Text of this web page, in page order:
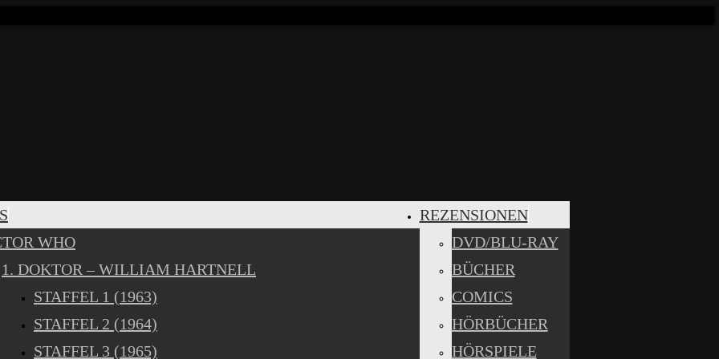
WHO
1. DOKTOR – WILLIAM HARTNELL
STAFFEL 1 (1963)
STAFFEL 2 (1964)
STAFFEL 3 (1965)
REZENSIONEN
DVD/BLU-RAY
BÜCHER
COMICS
HÖRBÜCHER
HÖRSPIELE